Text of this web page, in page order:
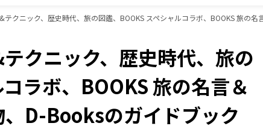
クニック、歴史時代、旅の図鑑、BOOKS スペシャルコラボ、BOOKS 旅の
クニック、歴史時代、旅の
ラボ、BOOKS 旅の名言＆
D-Booksのガイドブック